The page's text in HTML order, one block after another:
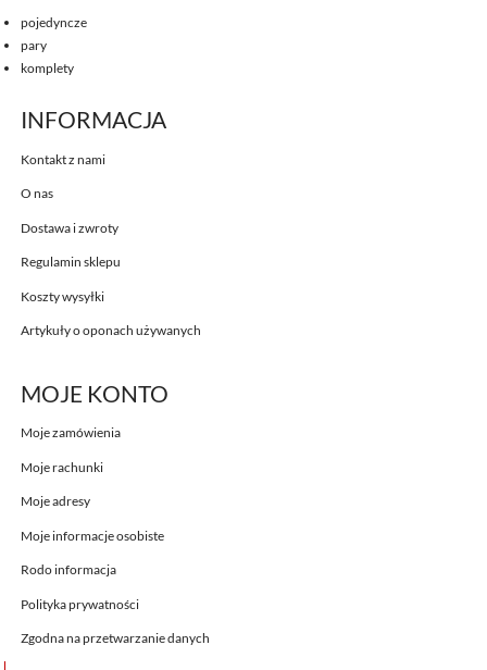
pojedyncze
pary
komplety
INFORMACJA
Kontakt z nami
O nas
Dostawa i zwroty
Regulamin sklepu
Koszty wysyłki
Artykuły o oponach używanych
MOJE KONTO
Moje zamówienia
Moje rachunki
Moje adresy
Moje informacje osobiste
Rodo informacja
Polityka prywatności
Zgodna na przetwarzanie danych